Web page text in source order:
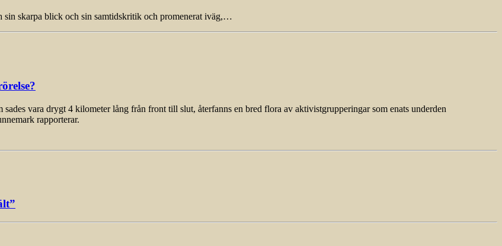
skarpa blick och sin samtidskritik och promenerat iväg,…
vara drygt 4 kilometer lång från front till slut, återfanns en bred flora av aktivistgrupperingar som enats underden
rapporterar.